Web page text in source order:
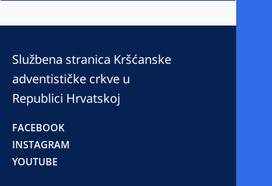
Službena stranica Kršćanske
adventističke crkve u
Republici Hrvatskoj
FACEBOOK
INSTAGRAM
YOUTUBE